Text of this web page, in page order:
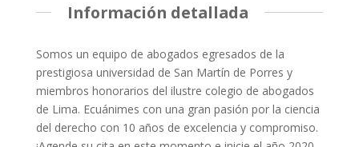
Información detallada
Somos un equipo de abogados egresados de la
prestigiosa universidad de San Martín de Porres y
miembros honorarios del ilustre colegio de abogados
de Lima. Ecuánimes con una gran pasión por la ciencia
del derecho con 10 años de excelencia y compromiso.